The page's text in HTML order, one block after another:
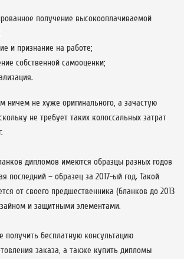
получение высокооплачиваемой
и признание на работе;
собственной самооценки;
ничем не хуже оригинального, а зачастую
не требует таких колоссальных затрат
дипломов имеются образцы разных годов
последний – образец за 2017-ый год. Такой
от своего предшественника (бланков до 2013
и защитными элементами.
бесплатную консультацию
заказа, а также купить дипломы